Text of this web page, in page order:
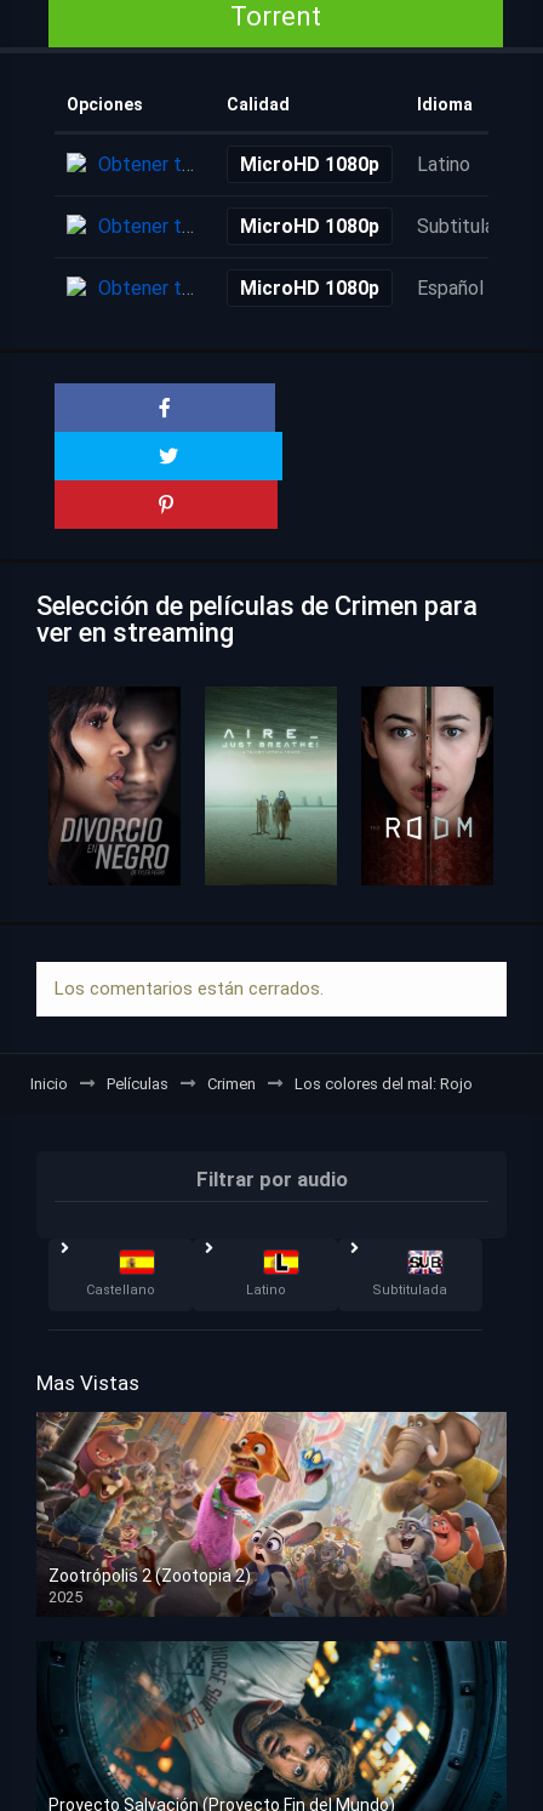
Torrent
Opciones Calidad Idioma
Obtener torrent MicroHD 1080p Latino
Obtener torrent MicroHD 1080p Subtitulada
Obtener torrent MicroHD 1080p Español
Selección de películas de Crimen para
ver en streaming
Los comentarios están cerrados.
Inicio Películas Crimen Los colores del mal: Rojo
Filtrar por audio
Castellano Latino Subtitulada
Mas Vistas
Zootrópolis 2 (Zootopia 2)
2025
HD 1080p
Proyecto Salvación (Proyecto Fin del Mundo)